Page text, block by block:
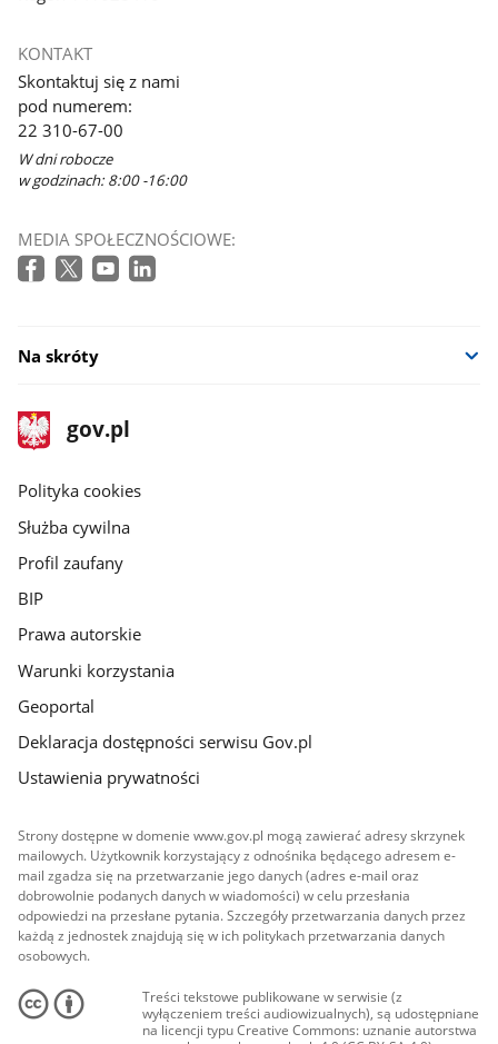
KONTAKT
Skontaktuj się z nami
pod numerem:
22 310-67-00
W dni robocze
w godzinach: 8:00 -16:00
MEDIA SPOŁECZNOŚCIOWE:
Na skróty
stopka
gov.pl
Strona
gov.pl
gov.pl
Polityka cookies
Służba cywilna
Profil zaufany
BIP
Prawa autorskie
Warunki korzystania
Geoportal
Deklaracja dostępności serwisu Gov.pl
Ustawienia prywatności
Strony dostępne w domenie www.gov.pl mogą zawierać adresy skrzynek
mailowych. Użytkownik korzystający z odnośnika będącego adresem e-
mail zgadza się na przetwarzanie jego danych (adres e-mail oraz
dobrowolnie podanych danych w wiadomości) w celu przesłania
odpowiedzi na przesłane pytania. Szczegóły przetwarzania danych przez
każdą z jednostek znajdują się w ich politykach przetwarzania danych
osobowych.
Treści tekstowe publikowane w serwisie (z
wyłączeniem treści audiowizualnych), są udostępniane
na licencji typu Creative Commons: uznanie autorstwa